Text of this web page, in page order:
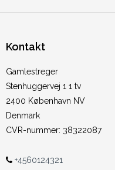
Kontakt
Gamlestreger
Stenhuggervej 1 1 tv
2400 København NV
Denmark
CVR-nummer: 38322087
+4560124321